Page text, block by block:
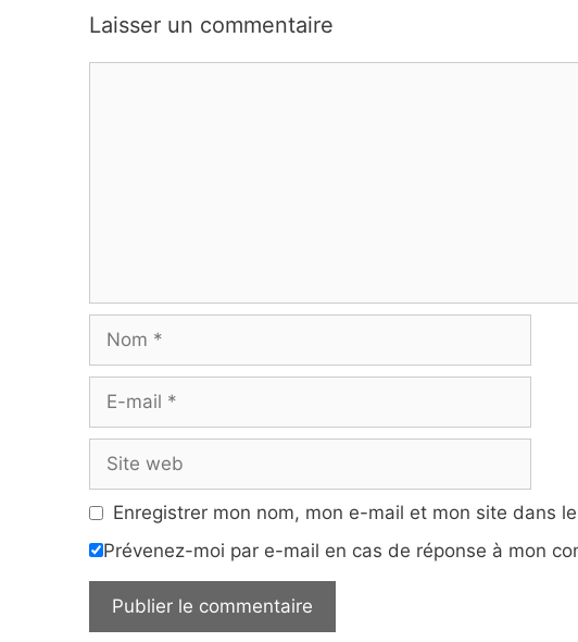
Laisser un commentaire
mail
web
Enregistrer mon nom, mon e-mail et mon site dans
Prévenez-moi par e-mail en cas de réponse à mon